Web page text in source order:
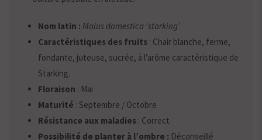
Nom latin : Malus domestica ‘starking’
Caractéristiques des fruits : Chair blanche, ferme,
fondante, juteuse, sucrée, à l’arôme caractéristique de
Starking.
Floraison : Mai
Maturité : Septembre / Octobre
Résistance aux maladies : Correct
Possibilité de planter à l’ombre : Déconseillé